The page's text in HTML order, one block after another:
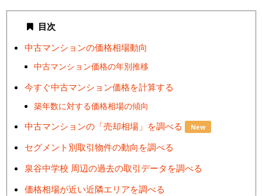
目次
中古マンションの価格相場動向
中古マンション価格の年別推移
今すぐ中古マンション価格を計算する
築年数に対する価格相場の傾向
中古マンションの「売却相場」を調べる New
セグメント別取引物件の動向を調べる
泉谷中学校 周辺の過去の取引データを調べる
価格相場が近い近隣エリアを調べる